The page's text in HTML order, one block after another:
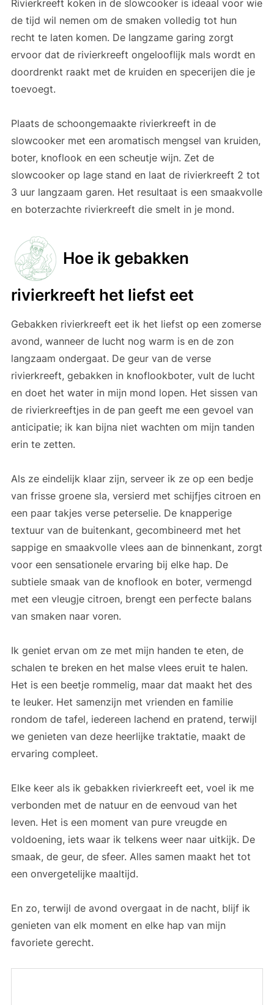
Rivierkreeft koken in de slowcooker is ideaal voor wie
de tijd wil nemen om de smaken volledig tot hun
recht te laten komen. De langzame garing zorgt
ervoor dat de rivierkreeft ongelooflijk mals wordt en
doordrenkt raakt met de kruiden en specerijen die je
toevoegt.
Plaats de schoongemaakte rivierkreeft in de
slowcooker met een aromatisch mengsel van kruiden,
boter, knoflook en een scheutje wijn. Zet de
slowcooker op lage stand en laat de rivierkreeft 2 tot
3 uur langzaam garen. Het resultaat is een smaakvolle
en boterzachte rivierkreeft die smelt in je mond.
Hoe ik gebakken
rivierkreeft het liefst eet
Gebakken rivierkreeft eet ik het liefst op een zomerse
avond, wanneer de lucht nog warm is en de zon
langzaam ondergaat. De geur van de verse
rivierkreeft, gebakken in knoflookboter, vult de lucht
en doet het water in mijn mond lopen. Het sissen van
de rivierkreeftjes in de pan geeft me een gevoel van
anticipatie; ik kan bijna niet wachten om mijn tanden
erin te zetten.
Als ze eindelijk klaar zijn, serveer ik ze op een bedje
van frisse groene sla, versierd met schijfjes citroen en
een paar takjes verse peterselie. De knapperige
textuur van de buitenkant, gecombineerd met het
sappige en smaakvolle vlees aan de binnenkant, zorgt
voor een sensationele ervaring bij elke hap. De
subtiele smaak van de knoflook en boter, vermengd
met een vleugje citroen, brengt een perfecte balans
van smaken naar voren.
Ik geniet ervan om ze met mijn handen te eten, de
schalen te breken en het malse vlees eruit te halen.
Het is een beetje rommelig, maar dat maakt het des
te leuker. Het samenzijn met vrienden en familie
rondom de tafel, iedereen lachend en pratend, terwijl
we genieten van deze heerlijke traktatie, maakt de
ervaring compleet.
Elke keer als ik gebakken rivierkreeft eet, voel ik me
verbonden met de natuur en de eenvoud van het
leven. Het is een moment van pure vreugde en
voldoening, iets waar ik telkens weer naar uitkijk. De
smaak, de geur, de sfeer. Alles samen maakt het tot
een onvergetelijke maaltijd.
En zo, terwijl de avond overgaat in de nacht, blijf ik
genieten van elk moment en elke hap van mijn
favoriete gerecht.